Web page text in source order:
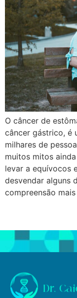
O câncer de
câncer gástrico, é
milhares de
muitos mitos
levar a equívocos
desvendar alguns
compreensão